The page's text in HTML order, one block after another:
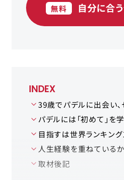
無料 自分に合
INDEX
39歳でパデルに出会い
パデルには「初めて」を
目指すは世界ランキン
人生経験を重ねている
取材後記